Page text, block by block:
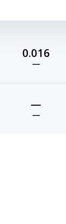
0.016
—
—
—